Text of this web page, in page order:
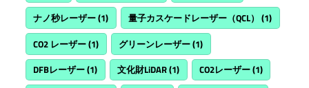
ナノ秒レーザー(1) 量子カスケードレーザー（QCL） (1)
CO2 レーザー(1) グリーンレーザー(1)
DFBレーザー(1) 文化財LiDAR(1) CO2レーザー(1)